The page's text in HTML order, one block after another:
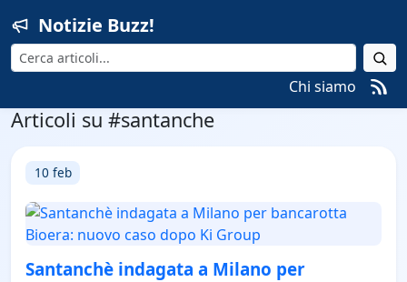
Notizie Buzz!
Cerca
Chi siamo
Articoli su #santanche
10 feb
Santanchè indagata a Milano per